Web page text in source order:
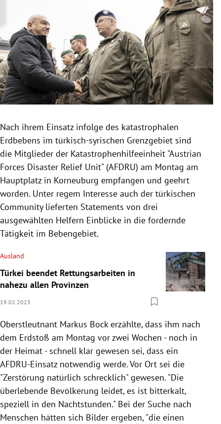
Untermenü
Untermenü
Untermenü
Untermenü
Untermenü
Nach ihrem Einsatz infolge des katastrophalen
Erdbebens im türkisch-syrischen Grenzgebiet sind
die Mitglieder der Katastrophenhilfeeinheit "Austrian
Forces Disaster Relief Unit" (AFDRU) am Montag am
Hauptplatz in Korneuburg empfangen und geehrt
worden. Unter regem Interesse auch der türkischen
Community lieferten Statements von drei
ausgewählten Helfern Einblicke in die fordernde
Tätigkeit im Bebengebiet.
Ausland
Türkei beendet Rettungsarbeiten in
nahezu allen Provinzen
19.02.2023
Oberstleutnant Markus Bock erzählte, dass ihm nach
dem Erdstoß am Montag vor zwei Wochen - noch in
der Heimat - schnell klar gewesen sei, dass ein
AFDRU-Einsatz notwendig werde. Vor Ort sei die
"Zerstörung natürlich schrecklich" gewesen. "Die
überlebende Bevölkerung leidet, es ist bitterkalt,
speziell in den Nachtstunden." Bei der Suche nach
Menschen hätten sich Bilder ergeben, "die einen